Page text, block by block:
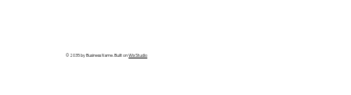
© 2035 by Business Name. Built onWix Studio